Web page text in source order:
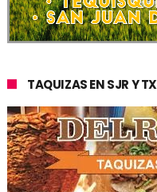
TAQUIZAS EN SJR Y TX